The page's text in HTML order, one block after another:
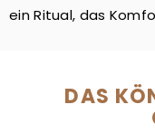
ein Ritual, das
DAS